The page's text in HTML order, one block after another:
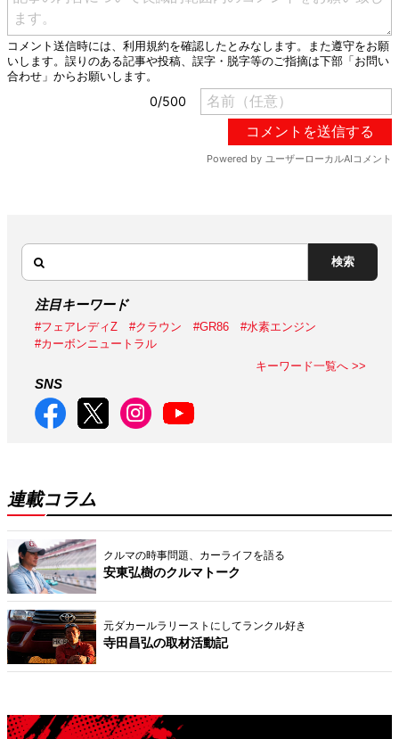
検索
注目キーワード
#フェアレディZ #クラウン #GR86
#水素エンジン
#カーボンニュートラル
キーワード一覧へ >>
SNS
連載コラム
クルマの時事問題、カーライフを語る
安東弘樹のクルマトーク
元ダカールラリーストにしてランクル好き
寺田昌弘の取材活動記